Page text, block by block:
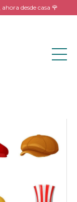
desde casa 🌹